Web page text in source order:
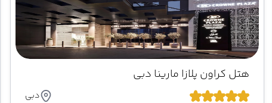
هتل کراون پلازا مارینا دبی
دبی